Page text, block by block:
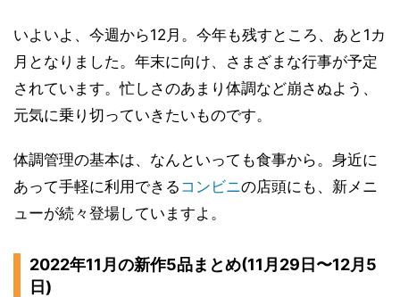
いよいよ、今週から12月。今年も残すところ、あと1カ
月となりました。年末に向け、さまざまな行事が予定
されています。忙しさのあまり体調など崩さぬよう、
元気に乗り切っていきたいものです。
体調管理の基本は、なんといっても食事から。身近に
あって手軽に利用できる コンビニの店頭にも、新メニ
ューが続々登場していますよ。
2022年11月の新作5品まとめ(11月29日〜12月5
日)